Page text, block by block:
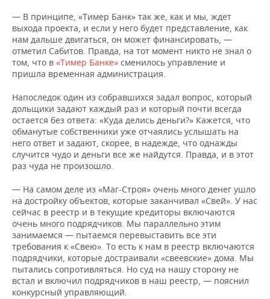
— В принципе, «Тимер Банк» так же, как и мы, ждет
выхода проекта, и если у него будет представление, как
нам дальше двигаться, он может финансировать, —
отметил Сабитов. Правда, на тот момент никто не знал о
том, что в «Тимер Банке» сменилось управление и
пришла временная администрация.
Напоследок один из собравшихся задал вопрос, который
дольщики задают каждый раз и который почти всегда
остается без ответа: «Куда делись деньги?» Кажется, что
обманутые собственники уже отчаялись услышать на
него ответ и задают, скорее, в надежде, что однажды
случится чудо и деньги все же найдутся. Правда, и в этот
раз чуда не произошло.
— На самом деле из «Маг-Строя» очень много денег ушло
на достройку объектов, которые заканчивал «Свей». У нас
сейчас в реестр и в текущие кредиторы включаются
очень много подрядчиков. Мы параллельно этим
занимаемся — пытаемся перевыставить все эти
требования к «Свею». То есть к нам в реестр включаются
подрядчики, которые достраивали «свеевские» дома. Мы
пытались сопротивляться. Но суд на нашу сторону не
встал и включил подрядчиков в наш реестр, — пояснил
конкурсный управляющий.